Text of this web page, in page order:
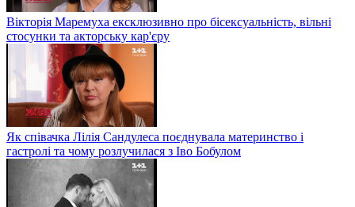
Вікторія Маремуха ексклюзивно про бісексуальність, вільні
стосунки та акторську кар'єру
Як співачка Лілія Сандулеса поєднувала материнство і
гастролі та чому розлучилася з Іво Бобулом